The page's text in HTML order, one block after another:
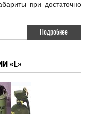
при достаточно
Подробнее
«L»